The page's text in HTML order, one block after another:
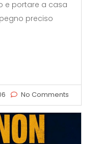
e portare a casa
preciso
No Comments